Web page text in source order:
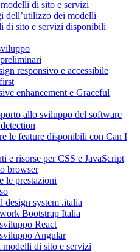
di sito e servizi
dell’utilizzo dei modelli
di sito e servizi disponibili
responsivo e accessibile
enhancement e Graceful
allo sviluppo del software
le feature disponibili con Can I
e risorse per CSS e JavaScript
browser
le prestazioni
design system .italia
Bootstrap Italia
React
Angular
di sito e servizi